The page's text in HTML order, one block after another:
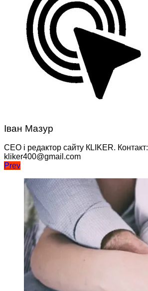
Іван Мазур
CEO і редактор сайту КLIKER. Контакт:
kliker400@gmail.com
Навігація
записів
Prev